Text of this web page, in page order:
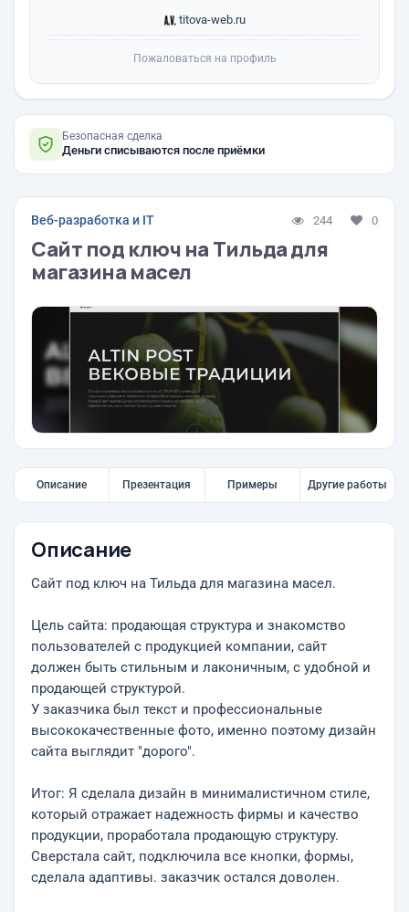
titova-web.ru
Пожаловаться на профиль
Безопасная сделка
Деньги списываются после приёмки
Веб-разработка и IT 244 0
Сайт под ключ на Тильда для
магазина масел
Описание Презентация Примеры Другие работы
Описание
Сайт под ключ на Тильда для магазина масел.
Цель сайта: продающая структура и знакомство
пользователей с продукцией компании, сайт
должен быть стильным и лаконичным, с удобной и
продающей структурой.
У заказчика был текст и профессиональные
высококачественные фото, именно поэтому дизайн
сайта выглядит "дорого".
Итог: Я сделала дизайн в минималистичном стиле,
который отражает надежность фирмы и качество
продукции, проработала продающую структуру.
Сверстала сайт, подключила все кнопки, формы,
сделала адаптивы. заказчик остался доволен.